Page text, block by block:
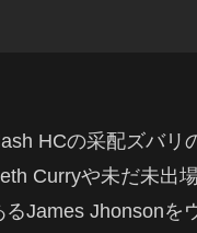
HCの采配ズバリ
Curryや未だ未出
James Jhonsonを